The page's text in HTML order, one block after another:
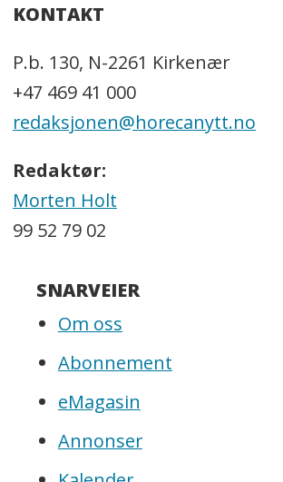
KONTAKT
P.b. 130, N-2261 Kirkenær
+47 469 41 000
redaksjonen@horecanytt.no
Redaktør:
Morten Holt
99 52 79 02
SNARVEIER
Om oss
Abonnement
eMagasin
Annonser